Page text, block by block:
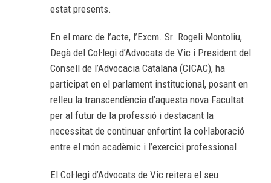
estat presents.
En el marc de l’acte, l’Excm. Sr. Rogeli Montoliu,
Degà del Col·legi d’Advocats de Vic i President del
Consell de l’Advocacia Catalana (CICAC), ha
participat en el parlament institucional, posant en
relleu la transcendència d’aquesta nova Facultat
per al futur de la professió i destacant la
necessitat de continuar enfortint la col·laboració
entre el món acadèmic i l’exercici professional.
El Col·legi d’Advocats de Vic reitera el seu